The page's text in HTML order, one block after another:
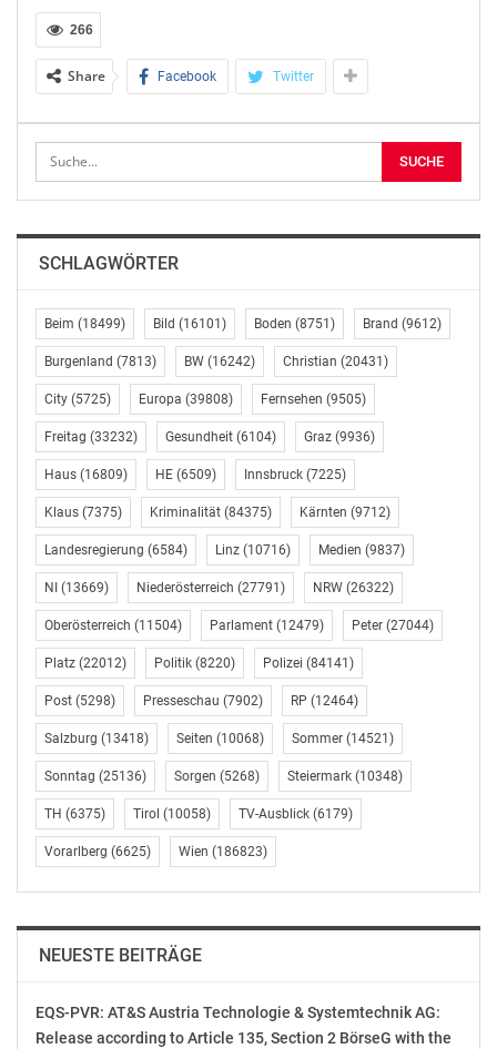
Maßnahme ortet, „mit der bei den Menschen und nicht
im System gespart wird.“ ****
Die AUVA habe nicht nur höchste Expertise bei der
Behandlung und Rehabilitation von Unfallopfern,
sondern vor allem auch im Bereich der Prävention in
der Arbeitswelt. „Eine mutwillige Zerschlagung dieses
ExpertenInnenwissens wird auch zu einer Erhöhung
das alles am Rücken von hart arbeitenden Menschen“,
SPÖ-Bundesorganisation, Pressedienst, Löwelstraße
18, 1014 Wien,
01/53427-275
http://www.spoe.at/online/page.php?P=100493
OTS-ORIGINALTEXT PRESSEAUSSENDUNG UNTER
AUSSCHLIESSLICHER INHALTLICHER VERANTWORTUNG
DES AUSSENDERS. www.ots.at
© Copyright APA-OTS Originaltext-Service GmbH und
der jeweilige Aussender
Gefällt mir:
Ähnliche Beiträge
leichtfertig Gesundheit
der Menschen aufs
In "Wirtschaft"
Fischer aus Floridsdorf
266
Share Facebook Twitter
SCHLAGWÖRTER
Beim (18499) Bild (16101) Boden (8751) Brand (9612)
Burgenland (7813) BW (16242) Christian (20431)
City (5725) Europa (39808) Fernsehen (9505)
Freitag (33232) Gesundheit (6104) Graz (9936)
Haus (16809) HE (6509) Innsbruck (7225)
Klaus (7375) Kriminalität (84375) Kärnten (9712)
Landesregierung (6584) Linz (10716) Medien (9837)
NI (13669) Niederösterreich (27791) NRW (26322)
Oberösterreich (11504) Parlament (12479) Peter (27044)
Platz (22012) Politik (8220) Polizei (84141)
Post (5298) Presseschau (7902) RP (12464)
Salzburg (13418) Seiten (10068) Sommer (14521)
Sonntag (25136) Sorgen (5268) Steiermark (10348)
TH (6375) Tirol (10058) TV-Ausblick (6179)
Vorarlberg (6625) Wien (186823)
NEUESTE BEITRÄGE
EQS-PVR: AT&S Austria Technologie & Systemtechnik AG:
Release according to Article 135, Section 2 BörseG with the